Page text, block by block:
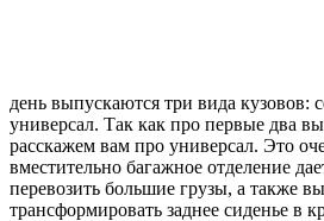
день выпускаются три вида кузовов:
универсал. Так как про первые два вы
расскажем вам про универсал. Это
вместительно багажное отделение
перевозить большие грузы, а также
трансформировать заднее сиденье в